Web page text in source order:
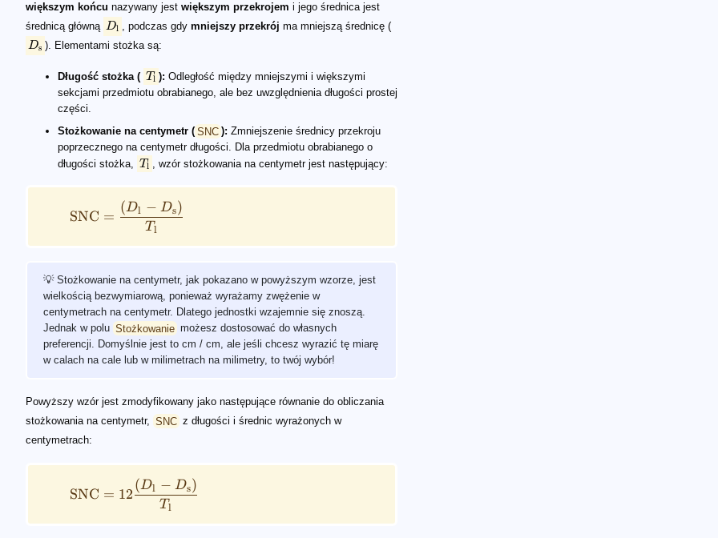
większym końcu nazywany jest większym przekrojem i jego średnica jest
średnicą główną Dl , podczas gdymniejszy przekrój ma mniejszą średnicę (
Ds ). Elementami stożka są:
Długość stożka ( Tl ): Odległość między mniejszymi i większymi
sekcjami przedmiotu obrabianego, ale bez uwzględnienia długości prostej
części.
Stożkowanie na centymetr ( SNC ): Zmniejszenie średnicy przekroju
poprzecznego na centymetr długości. Dla przedmiotu obrabianego o
długości stożka, Tl , wzór stożkowania na centymetr jest następujący:
SNC =
T l
(Dl − Ds)
💡 Stożkowanie na centymetr, jak pokazano w powyższym wzorze, jest
wielkością bezwymiarową, ponieważ wyrażamy zwężenie w
centymetrach na centymetr. Dlatego jednostki wzajemnie się znoszą.
Jednak w polu Stożkowanie możesz dostosować do własnych
preferencji. Domyślnie jest to cm / cm, ale jeśli chcesz wyrazić tę miarę
w calach na cale lub w milimetrach na milimetry, to twój wybór!
Powyższy wzór jest zmodyfikowany jako następujące równanie do obliczania
stożkowania na centymetr, SNC z długości i średnic wyrażonych w
centymetrach:
SNC = 12
T l
(Dl − Ds)